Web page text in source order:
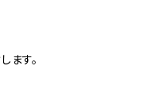
す。